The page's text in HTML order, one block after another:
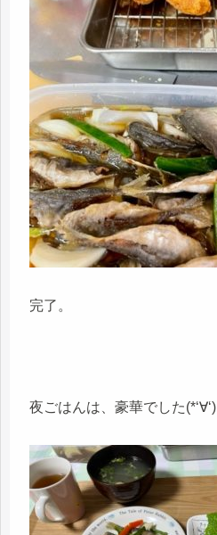
完了。
夜ごはんは、豪華でした(*‘∀‘)